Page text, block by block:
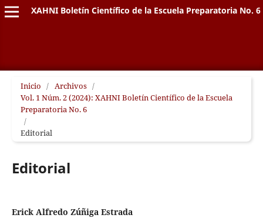
XAHNI Boletín Científico de la Escuela Preparatoria No. 6
Inicio / Archivos /
Vol. 1 Núm. 2 (2024): XAHNI Boletín Científico de la Escuela
Preparatoria No. 6
/
Editorial
Editorial
Erick Alfredo Zúñiga Estrada